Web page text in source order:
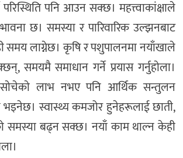
परिस्थिति पनि आउन सक्छ। महत्त्वाकांक्षाले
छ। समस्या र पारिवारिक उल्झनबाट
समय लाग्नेछ। कृषि र पशुपालनमा नयाँखाले
समयमै समाधान गर्ने प्रयास गर्नुहाेला।
साेचेकाे लाभ नभए पनि आर्थिक सन्तुलन
स्वास्थ्य कमजोर हुनेहरूलाई छाती,
समस्या बढ्न सक्छ। नयाँ काम थाल्न केही